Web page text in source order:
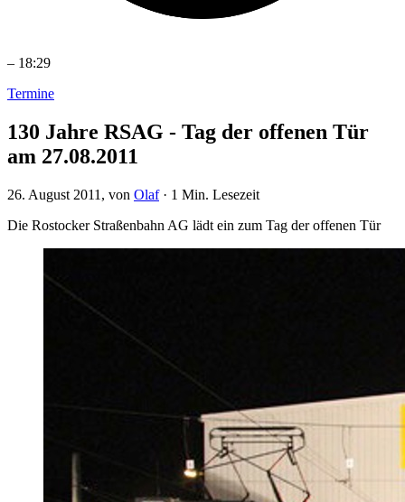
– 18:29
Termine
130 Jahre RSAG - Tag der offenen Tür
am 27.08.2011
26. August 2011 , von Olaf· 1 Min. Lesezeit
Die Rostocker Straßenbahn AG lädt ein zum Tag der offenen Tür